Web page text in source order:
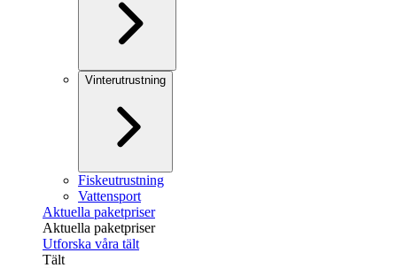
Vinterutrustning
Fiskeutrustning
Vattensport
Aktuella paketpriser
Aktuella paketpriser
Utforska våra tält
Tält